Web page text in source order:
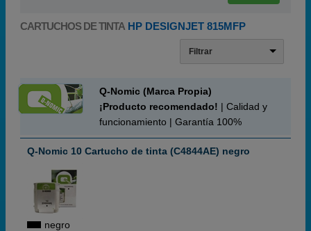
CARTUCHOS DE TINTA HP DESIGNJET 815MFP
Filtrar
Q-Nomic (Marca Propia)
¡Producto recomendado! | Calidad y
funcionamiento | Garantía 100%
Q-Nomic 10 Cartucho de tinta (C4844AE) negro
negro